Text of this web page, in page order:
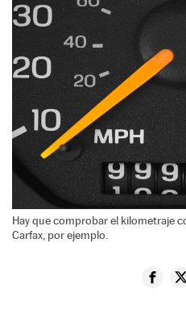
Hay que comprobar el kilometraje
Carfax, por ejemplo.